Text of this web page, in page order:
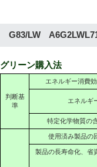
G83/LW
グリーン購入法
判断基
準
エネルギー消費
エネルギ
特定化学物質の
使用済み製品の
製品の長寿命化、省